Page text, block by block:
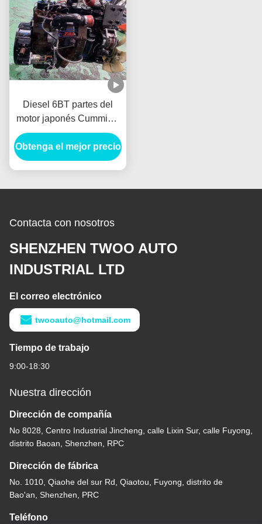
Diesel 6BT partes del
motor japonés Cummin's
Bloque largo para
generador de autobuses
de camión
Obtenga el mejor precio
Contacta con nosotros
SHENZHEN TWOO AUTO
INDUSTRIAL LTD
El correo electrónico
twooauto@hotmail.com
Tiempo de trabajo
9:00-18:30
Nuestra dirección
Dirección de compañía
No 8028, Centro Industrial Jincheng, calle Lixin Sur, calle Fuyong,
distrito Baoan, Shenzhen, RPC
Dirección de fábrica
No. 1010, Qiaohe del sur Rd, Qiaotou, Fuyong, distrito de
Bao'an, Shenzhen, PRC
Teléfono